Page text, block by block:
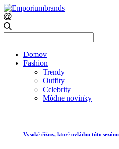
for:
Domov
Fashion
Trendy
Outfity
Celebrity
Módne novinky
Vysoké čižmy, ktoré ovládnu túto sezónu